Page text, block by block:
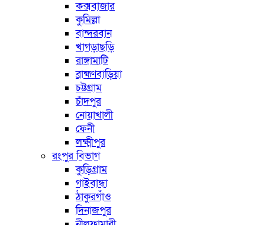
কক্সবাজার
কুমিল্লা
বান্দরবান
খাগড়াছড়ি
রাঙ্গামাটি
ব্রাহ্মণবাড়িয়া
চট্টগ্রাম
চাঁদপুর
নোয়াখালী
ফেনী
লক্ষ্মীপুর
রংপুর বিভাগ
কুড়িগ্রাম
গাইবান্ধা
ঠাকুরগাঁও
দিনাজপুর